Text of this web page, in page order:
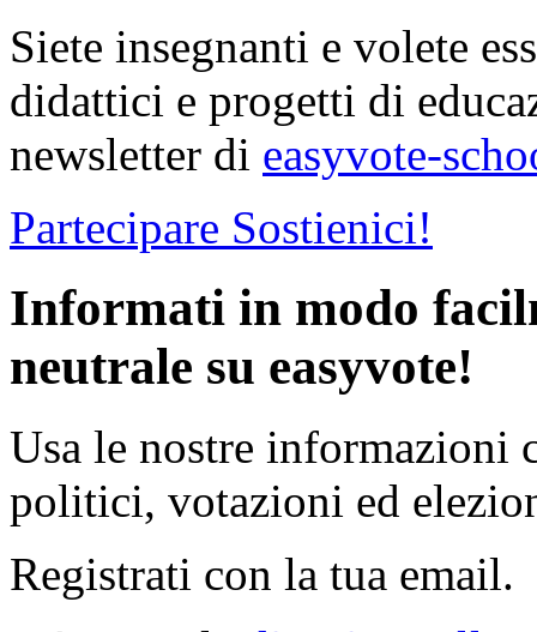
Siete insegnanti e volete
didattici e progetti di
newsletter di easyvote-
Partecipare Sostienici!
Informati in modo
neutrale su easyvote!
Usa le nostre informazioni
politici, votazioni ed
Registrati con la tua email.